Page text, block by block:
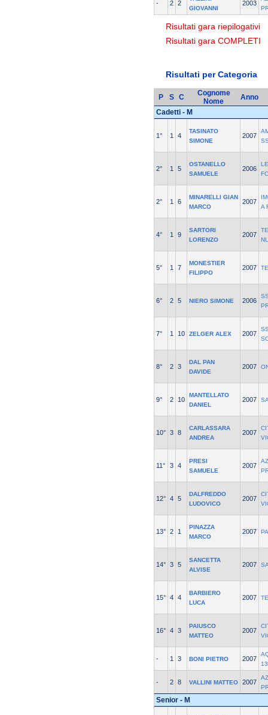
- 2 2
GIOVANNI
2003
Risultati gara riepilogativi
Risultati gara COMPLETI
Risultati per Categoria
P S C
Cognome
Nome
Anno
Cadetti - M
1° 1 4
TASINATO
SIMONE
2007
2° 1 5
OSTANELLO
SAMUELE
2006
2° 1 6
MINARELLI GIAN
MARCO
2007
A
4° 1 9
SARTORI
LORENZO
2007
5° 1 7
MONESTIER
FILIPPO
2007
6° 2 5 NIERO SIMONE 2006
7° 1 10 ZELGER ALEX 2007
8° 2 3
DAL PAN
DAVIDE
2007
9° 2 10
MANTELLATO
DANIEL
2007
10° 3 8
CARLASSARA
ANDREA
2007
11° 3 4
PRESI
SAMUELE
2007
12° 4 5
DALFREDDO
LUDOVICO
2007
13° 2 1
PINAZZA
MARCO
2007
14° 3 5
SANCETTA
ALVISE
2007
15° 4 4
BARBIERO
LUCA
2007
16° 4 3
PAIUSCO
MATTEO
2007
- 1 3 BONI PIETRO 2007
13
- 2 8 VALLINI MATTEO 2007
Senior - M